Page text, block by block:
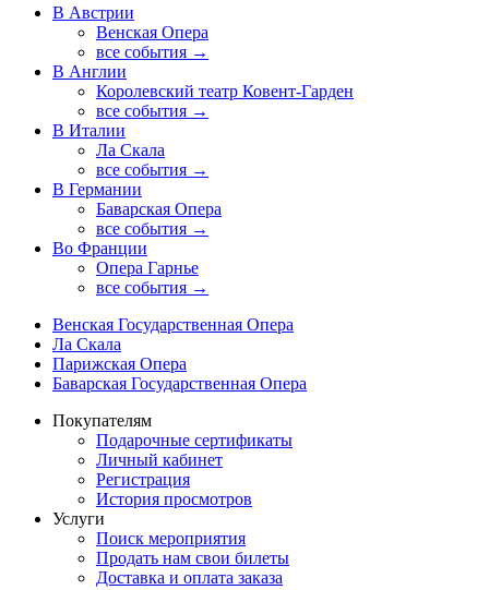
В Австрии
Венская Опера
все события →
В Англии
Королевский театр Ковент-Гарден
все события →
В Италии
Ла Скала
все события →
В Германии
Баварская Опера
все события →
Во Франции
Опера Гарнье
все события →
Венская Государственная Опера
Ла Скала
Парижская Опера
Баварская Государственная Опера
Покупателям
Подарочные сертификаты
Личный кабинет
Регистрация
История просмотров
Услуги
Поиск мероприятия
Продать нам свои билеты
Доставка и оплата заказа